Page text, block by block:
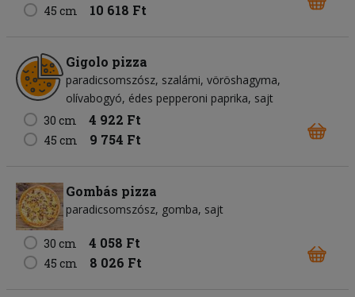
45 cm 10 618 Ft
Gigolo pizza
paradicsomszósz szalámi vöröshagyma
olívabogyó édes pepperoni paprika sajt
30 cm
4 922 Ft
45 cm 9 754 Ft
Gombás pizza
paradicsomszósz gomba sajt
30 cm 4 058 Ft
45 cm 8 026 Ft